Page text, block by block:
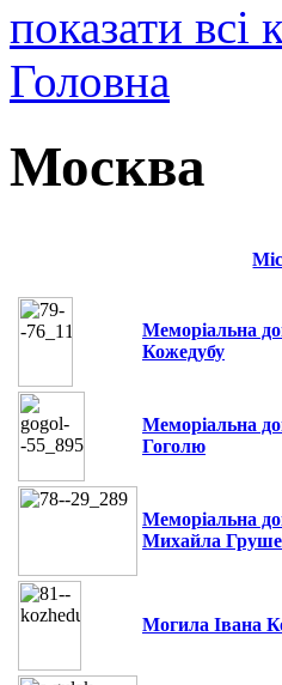
показати всі
Головна
Москва
Меморіальна
Кожедубу
Меморіальна
Гоголю
Меморіальна
Михайла
Могила Івана